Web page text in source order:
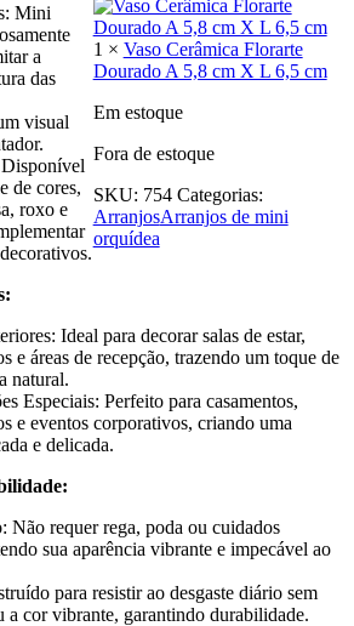
1 × Vaso Cerâmica Florarte
Dourado A 5,8 cm X L 6,5 cm
Em estoque
Fora de estoque
SKU: 754 Categorias:
ArranjosArranjos de mini
orquídea
Mini
a
das
visual
de cores,
roxo e
Ideal para decorar salas de estar,
e áreas de recepção, trazendo um toque de
natural.
Especiais: Perfeito para casamentos,
e eventos corporativos, criando uma
e delicada.
Não requer rega, poda ou cuidados
sua aparência vibrante e impecável ao
para resistir ao desgaste diário sem
a cor vibrante, garantindo durabilidade.